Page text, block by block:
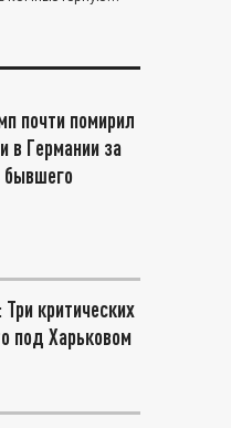
почти помирил
в Германии за
бывшего
критических
под Харьковом